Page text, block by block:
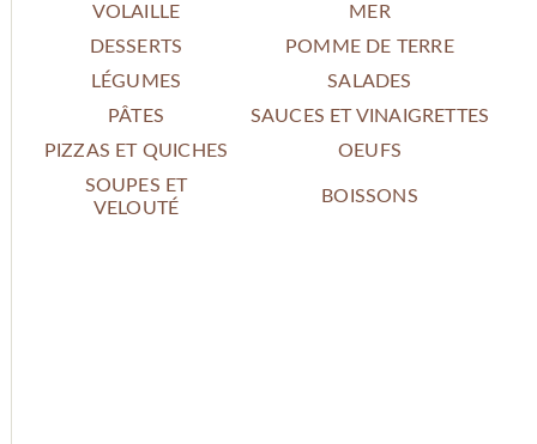
VOLAILLE
MER
DESSERTS
POMME DE TERRE
LÉGUMES
SALADES
PÂTES
SAUCES ET VINAIGRETTES
PIZZAS ET QUICHES
OEUFS
SOUPES ET
VELOUTÉ
BOISSONS